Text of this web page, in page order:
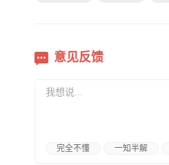
意见反馈
完全不懂 一知半解